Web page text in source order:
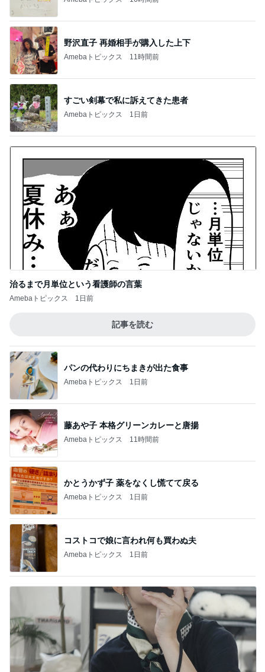
野沢直子 再婚相手が購入した上下
Amebaトピックス 11時間前
すごい剣幕で私に訴えてきた患者
Amebaトピックス 1日前
治るまで月単位という看護師の言葉
Amebaトピックス 1日前
記事を読む
パンの代わりにちまきが出た食事
Amebaトピックス 1日前
藤あや子 本格グリーンカレーと唐揚
Amebaトピックス 11時間前
かとうかず子 薬をなくし慌てて戻る
Amebaトピックス 1日前
コストコで娘に言われ何も買わぬ夫
Amebaトピックス 1日前